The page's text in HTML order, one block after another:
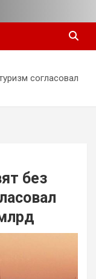
согласовал
без